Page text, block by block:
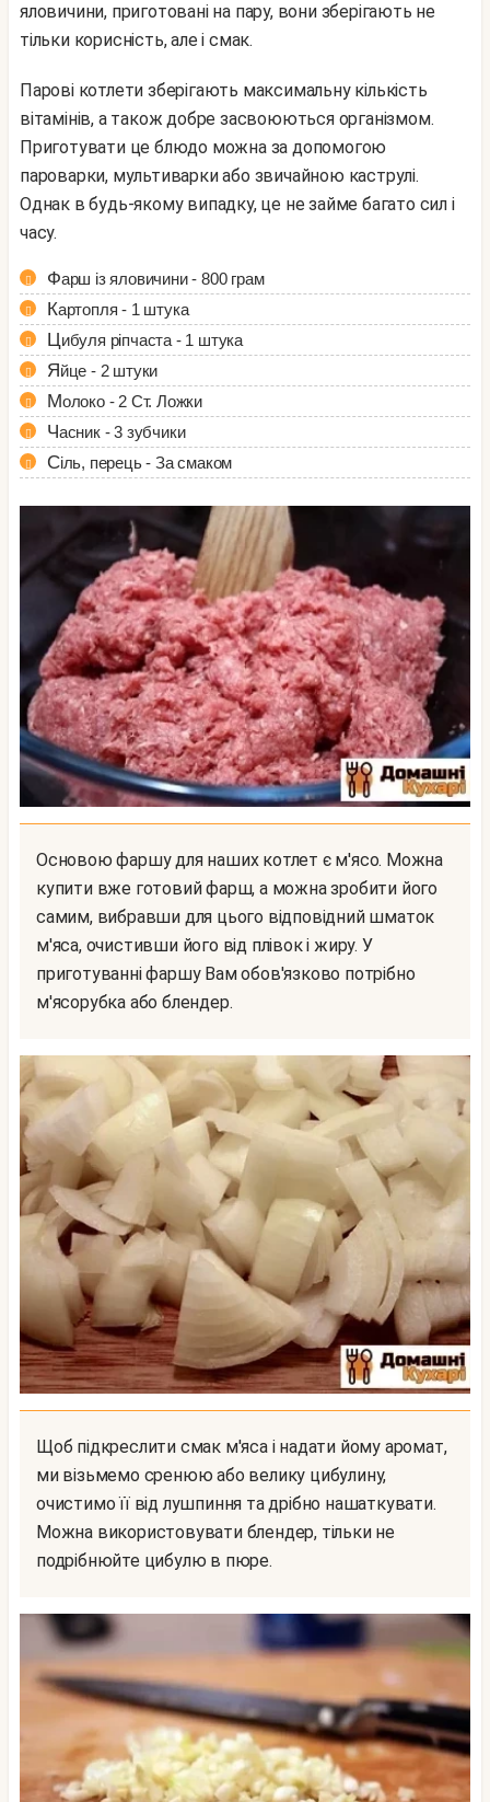
яловичини, приготовані на пару, вони зберігають не
тільки корисність, але і смак.
Парові котлети зберігають максимальну кількість
вітамінів, а також добре засвоюються організмом.
Приготувати це блюдо можна за допомогою
пароварки, мультиварки або звичайною каструлі.
Однак в будь-якому випадку, це не займе багато сил і
часу.
Фарш із яловичини - 800 грам
Картопля - 1 штука
Цибуля ріпчаста - 1 штука
Яйце - 2 штуки
Молоко - 2 Ст. Ложки
Часник - 3 зубчики
Сіль, перець - За смаком
Основою фаршу для наших котлет є м'ясо. Можна
купити вже готовий фарш, а можна зробити його
самим, вибравши для цього відповідний шматок
м'яса, очистивши його від плівок і жиру. У
приготуванні фаршу Вам обов'язково потрібно
м'ясорубка або блендер.
Щоб підкреслити смак м'яса і надати йому аромат,
ми візьмемо сренюю або велику цибулину,
очистимо її від лушпиння та дрібно нашаткувати.
Можна використовувати блендер, тільки не
подрібнюйте цибулю в пюре.